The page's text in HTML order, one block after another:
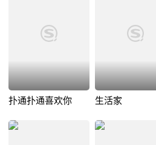
扑通扑通喜欢你 生活家